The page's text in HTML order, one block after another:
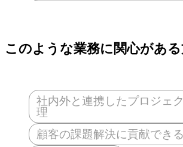
このような業務に関心があ
社内外と連携したプロジェ
理
顧客の課題解決に貢献でき